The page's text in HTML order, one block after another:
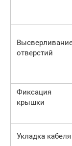
отверстий
Фиксация
крышки
Укладка кабеля